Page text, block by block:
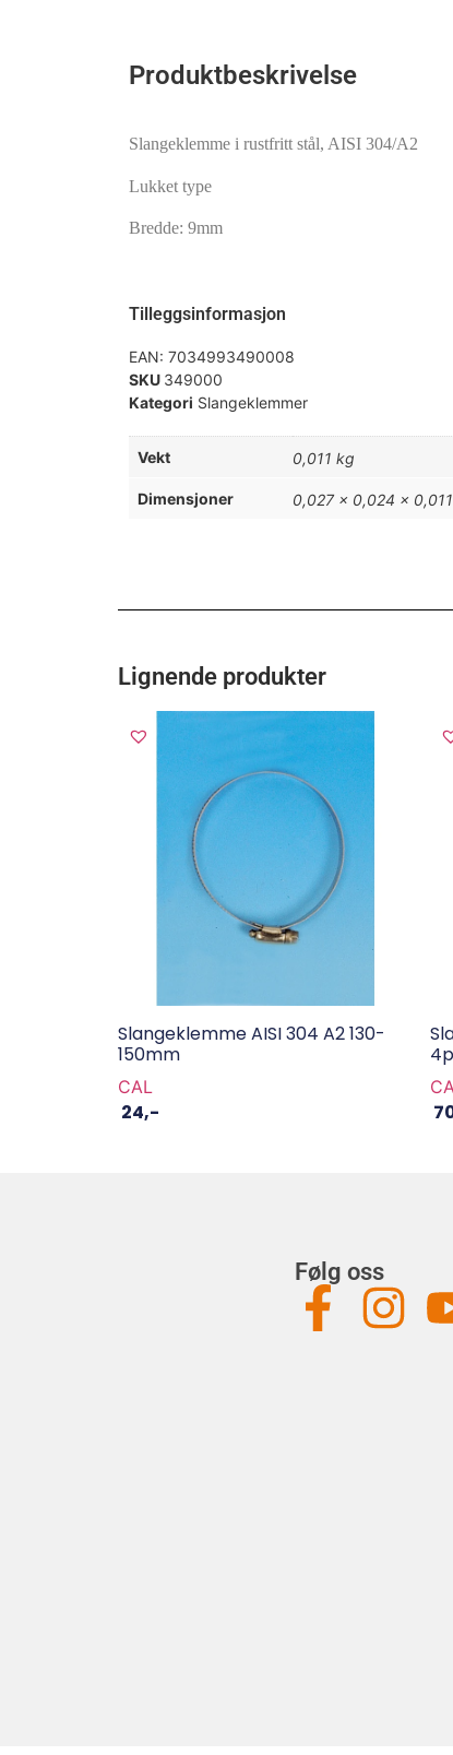
Produktbeskrivelse
Slangeklemme i rustfritt stål, AISI 304/A2
Lukket type
Bredde: 9mm
Tilleggsinformasjon
EAN: 7034993490008
SKU 349000
Kategori Slangeklemmer
Vekt 0,011 kg
Dimensjoner 0,027 × 0,024 ×
Lignende produkter
Slangeklemme AISI 304 A2 130-
150mm
CAL
24,-
Følg oss